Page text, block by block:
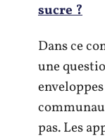
sucre ?
Dans ce
une
pas. Les